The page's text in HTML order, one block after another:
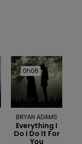
0h06
0h06
BRYAN ADAMS
Everything I
Do I Do It For
You